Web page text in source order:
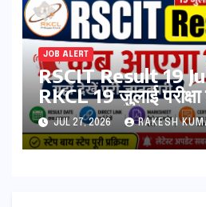
JOB ALERT
RSCIT Result 19
RKCL 19 जुलाई
आएगा? यहां देखें
Direct Link,
Download
JUL 27, 2026 RAKESH